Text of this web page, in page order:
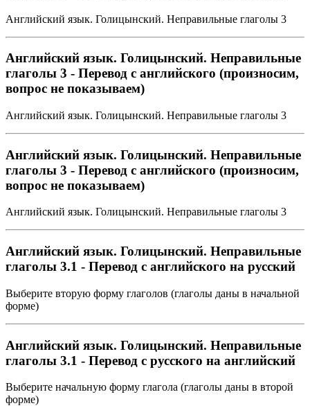
Английский язык. Голицынский. Неправильные глаголы 3
Английский язык. Голицынский. Неправильные
глаголы 3 - Перевод с английского (произносим,
вопрос не показываем)
Английский язык. Голицынский. Неправильные глаголы 3
Английский язык. Голицынский. Неправильные
глаголы 3 - Перевод с английского (произносим,
вопрос не показываем)
Английский язык. Голицынский. Неправильные глаголы 3
Английский язык. Голицынский. Неправильные
глаголы 3.1 - Перевод с английского на русский
Выберите вторую форму глаголов (глаголы даны в начальной
форме)
Английский язык. Голицынский. Неправильные
глаголы 3.1 - Перевод с русского на английский
Выберите начальную форму глагола (глаголы даны в второй
форме)